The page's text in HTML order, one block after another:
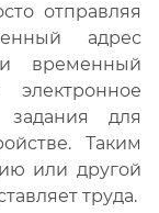
отправляя
адрес
временный
электронное
для
Таким
или другой
труда.